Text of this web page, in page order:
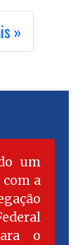
»
um
a
o